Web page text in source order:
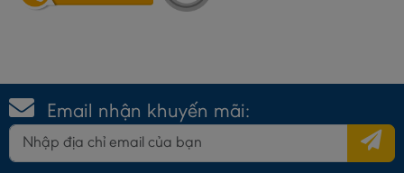
Email nhận khuyến mãi: